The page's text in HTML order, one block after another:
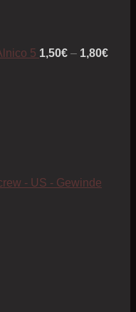
5 1,50€ – 1,80€1,80€
- US - Gewinde